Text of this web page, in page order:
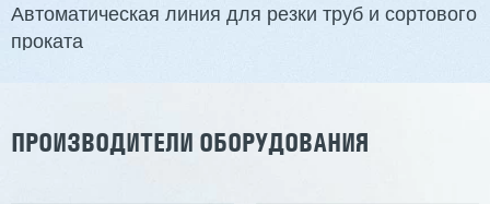
Автоматическая линия для резки труб и сортового
проката
ПРОИЗВОДИТЕЛИ ОБОРУДОВАНИЯ